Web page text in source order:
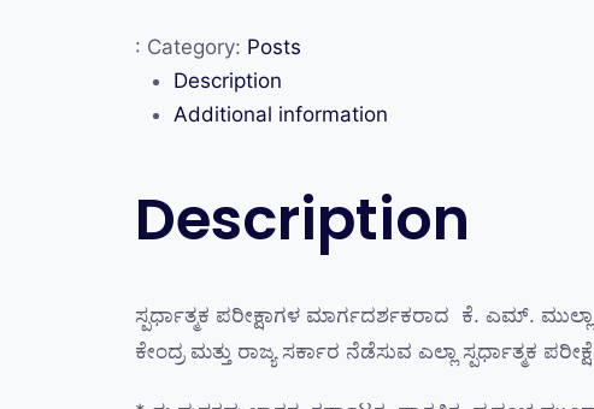
: Category: Posts
Description
Additional information
Description
ಸ್ಪರ್ಧಾತ್ಮಕ ಪರೀಕ್ಷಾಗಳ ಮಾರ್ಗದರ್ಶಕರಾದ ಕೆ. ಎಮ್‌.
ಕೇಂದ್ರ ಮತ್ತು ರಾಜ್ಯ ಸರ್ಕಾರ ನೆಡೆಸುವ ಎಲ್ಲಾ ಸ್ಪರ್ಧಾತ್ಮಕ